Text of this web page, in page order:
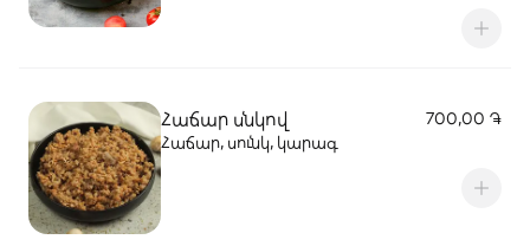
Հաճար սնկով
700,00 ֏
Հաճար, սունկ, կարագ